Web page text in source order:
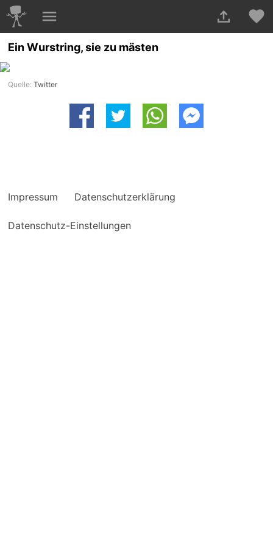
Ein Wurstring, sie zu mästen
Quelle:Twitter
Impressum Datenschutzerklärung
Datenschutz-Einstellungen